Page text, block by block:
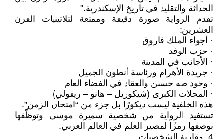
الحداثة والتقليد في تاريخ الإسكندرية."
تقدم الرواية صورة دقيقة وممتعة لثلاثينيات القرن
العشرين:
· أجواء الملك فاروق
· حزب الوفد
· الأجانب في المدينة
· جريدة الأهرام ورئاسة أنطون الجميل
· وجود طه حسين والعقاد في الفضاء العام
· المحلات الكبرى (شيكوريل – هانو – ريفولي)
هذه الخلفية ليست ديكورًا بل جزء من “امتحان الزمن”.
تستفيد الرواية من شخصية سميرة موسى وتوظّفها
بوصفها رمزًا لمصير العلم في العالم العربي.
4. مقاربة الشخصيات